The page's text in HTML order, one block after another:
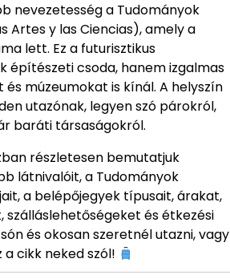
nevezetesség a Tudományok
Artes y las Ciencias), amely a
lett. Ez a futurisztikus
építészeti csoda, hanem izgalmas
múzeumokat is kínál. A helyszín
utazónak, legyen szó párokról,
baráti társaságokról.
részletesen bemutatjuk
látnivalóit, a Tudományok
a belépőjegyek típusait, árakat,
szálláslehetőségeket és étkezési
és okosan szeretnél utazni, vagy
cikk neked szól!